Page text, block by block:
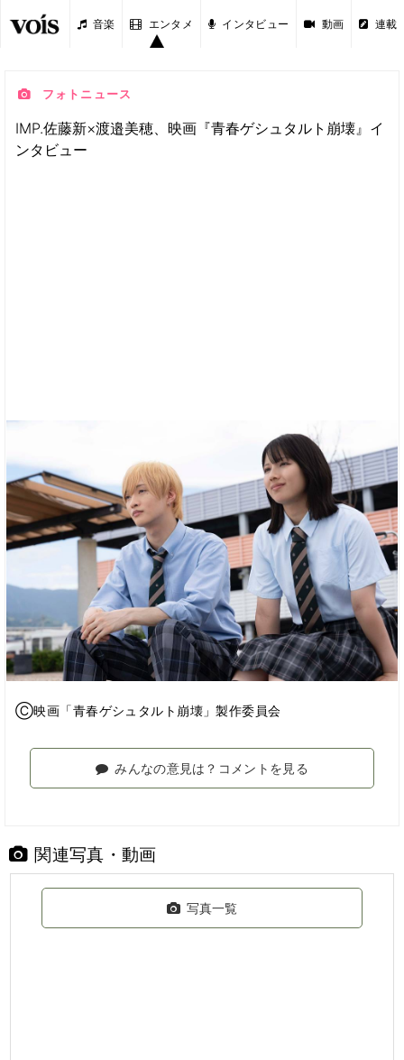
音楽 エンタメ インタビュー 動画 連載
フォトニュース
IMP.佐藤新×渡邉美穂、映画『青春ゲシュタルト崩壊』イ
ンタビュー
Ⓒ映画「⻘春ゲシュタルト崩壊」製作委員会
みんなの意見は？コメントを見る
関連写真・動画
写真一覧